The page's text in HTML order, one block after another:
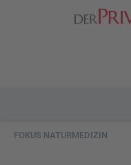
FOKUS NATURMEDIZIN